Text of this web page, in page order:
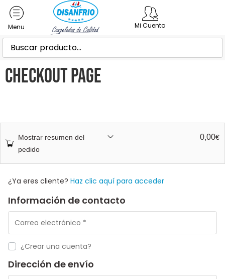
Mi Cuenta
Checkout Page
Mostrar resumen del
pedido
0,00€
¿Ya eres cliente? Haz clic aquí para acceder
Información de contacto
¿Crear una cuenta?
Dirección de envío